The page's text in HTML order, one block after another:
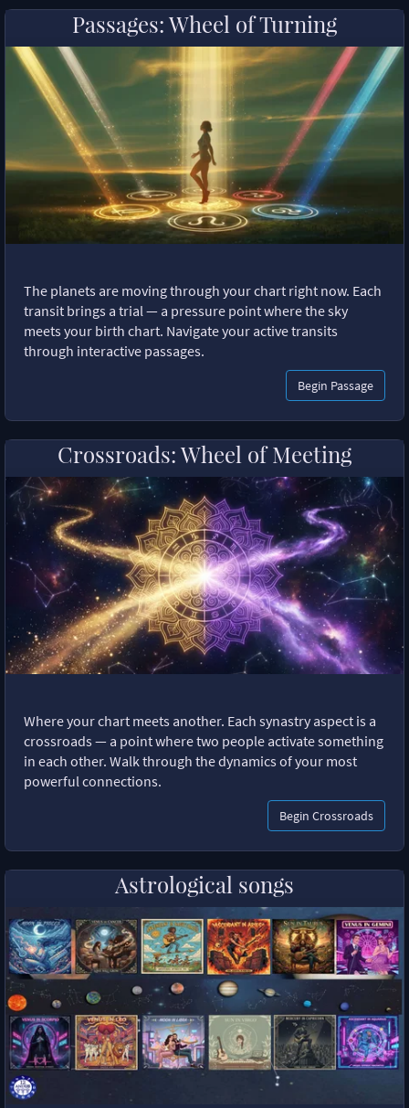
Passages: Wheel of Turning
The planets are moving through your chart right now. Each
transit brings a trial — a pressure point where the sky
meets your birth chart. Navigate your active transits
through interactive passages.
Begin Passage
Crossroads: Wheel of Meeting
Where your chart meets another. Each synastry aspect is a
crossroads — a point where two people activate something
in each other. Walk through the dynamics of your most
powerful connections.
Begin Crossroads
Astrological songs